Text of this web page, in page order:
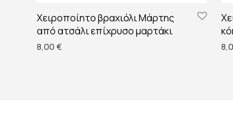
Χειροποίητο βραχιόλι Μάρτης
από ατσάλι επίχρυσο μαρτάκι
8,00 €